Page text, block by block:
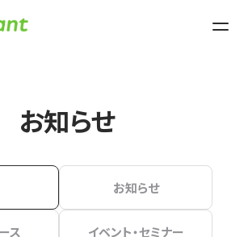
お知らせ
お知らせ
ス イベント・セミナー